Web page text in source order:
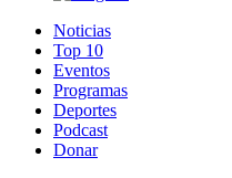
Noticias
Top 10
Eventos
Programas
Deportes
Podcast
Donar